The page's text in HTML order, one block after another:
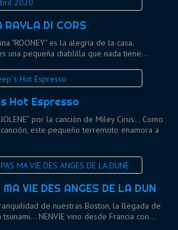
RAYLA DI CORS
"ROONEY" es la alegría de la casa.
una pequeña diablilla que nada tiene…
Hot Espresso
por la canción de Miley Cirus… Como
este pequeño terremoto enamora a
MA VIE DES ANGES DE LA DUN
de nuestras Boston, la llegada de
tsunami... NENVIE vino desde Francia con…